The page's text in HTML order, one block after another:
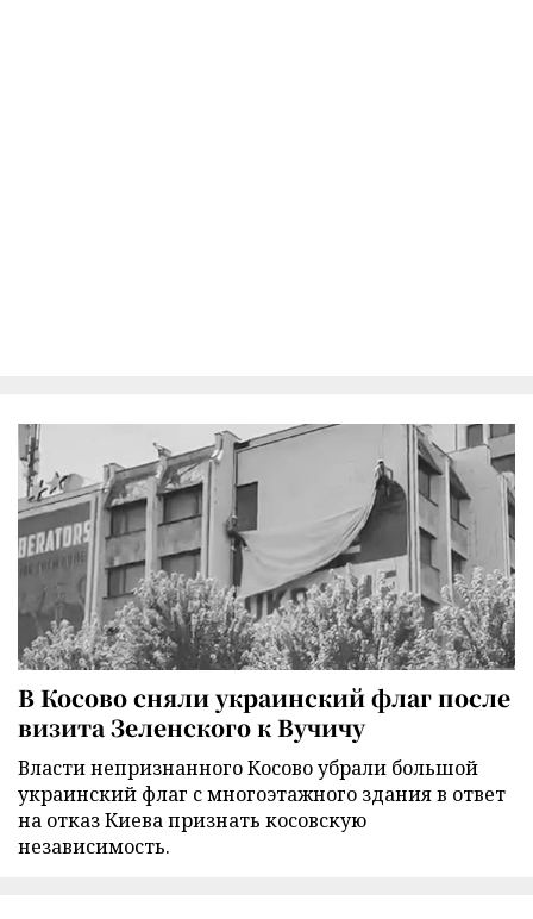
В Косово сняли украинский флаг после
визита Зеленского к Вучичу
Власти непризнанного Косово убрали большой
украинский флаг с многоэтажного здания в ответ
на отказ Киева признать косовскую
независимость.